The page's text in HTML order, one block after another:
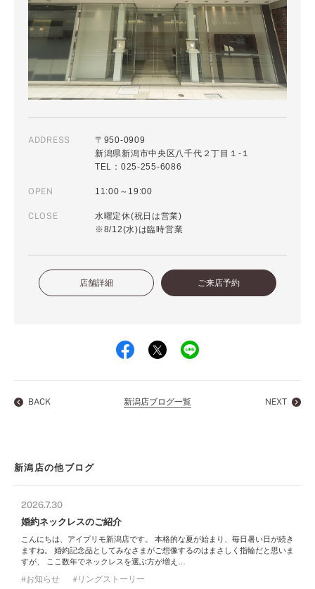
ADDRESS
〒950-0909
新潟県新潟市中央区八千代２丁目１-１
TEL：025-255-6086
OPEN 11:00～19:00
CLOSE
水曜定休(祝日は営業)
※8/12(水)は臨時営業
店舗詳細 ご来店予約
BACK 新潟店ブログ一覧 NEXT
新潟店の他ブログ
2026.7.30
婚約ネックレスのご紹介
こんにちは、アイプリモ新潟店です。 本格的な夏が始まり、毎日暑い日が続き
ますね。 婚約記念品としてみなさまがご想像するのはまさしく指輪だと思いま
すが、 ここ数年でネックレスを選ぶ方が増え…
お知らせ リングストーリー